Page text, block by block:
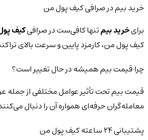
خرید بیم در صرافی کیف پول من
برایخرید بیمتنها کافی‌ست در صرافیکیف
کیف پول من، کارمزد پایین و سرعت بالای
چرا قیمت بیم همیشه در حال تغییر است؟
قیمت بیم تحت تأثیر عوامل مختلفی از جمله
معامله‌گران حرفه‌ای همواره آن را دنبال
پشتیبانی ۲۴ ساعته کیف پول من